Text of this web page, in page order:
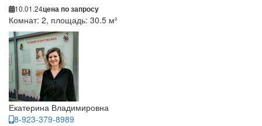
10.01.24цена по запросу
Комнат: 2, площадь: 30.5 м²
Екатерина Владимировна
8-923-379-8989